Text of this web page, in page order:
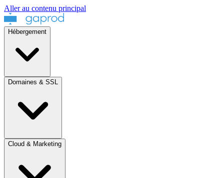
Aller au contenu principal
Hébergement
Domaines & SSL
Cloud & Marketing